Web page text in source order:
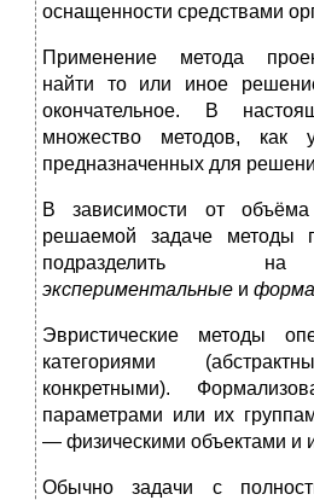
оснащенности средствами
Применение метода
найти то или иное
окончательное. В
множество методов, как
предназначенных для
В зависимости от
решаемой задаче методы
экспериментальные и
Эвристические методы
категориями
конкретными).
параметрами или их
— физическими объектами и
Обычно задачи с